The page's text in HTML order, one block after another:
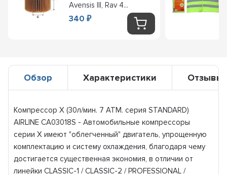
Avensis III, Rav 4...
340₽
Обзор Характеристики Отзывы
Компрессор X (30л/мин. 7 АТМ. серия STANDARD)
AIRLINE CA03018S - Автомобильные компрессоры
серии X имеют "облегченный" двигатель, упрощенную
комплектацию и систему охлаждения, благодаря чему
достигается существенная экономия, в отличии от
линейки CLASSIC-1 / CLASSIC-2 / PROFESSIONAL /